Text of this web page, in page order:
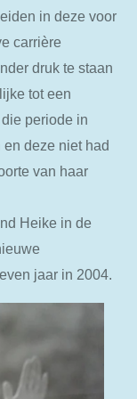
in deze voor
carrière
druk te staan
tot een
periode in
deze niet had
van haar
Heike in de
jaar in 2004.